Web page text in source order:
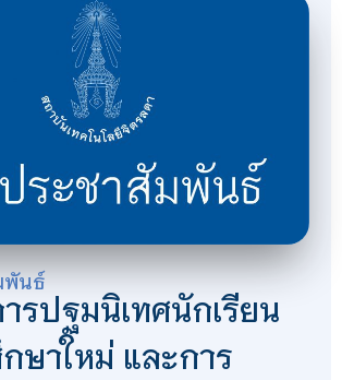
พันธ์
รปฐมนิเทศนักเรียน
ษาใหม่ และการ